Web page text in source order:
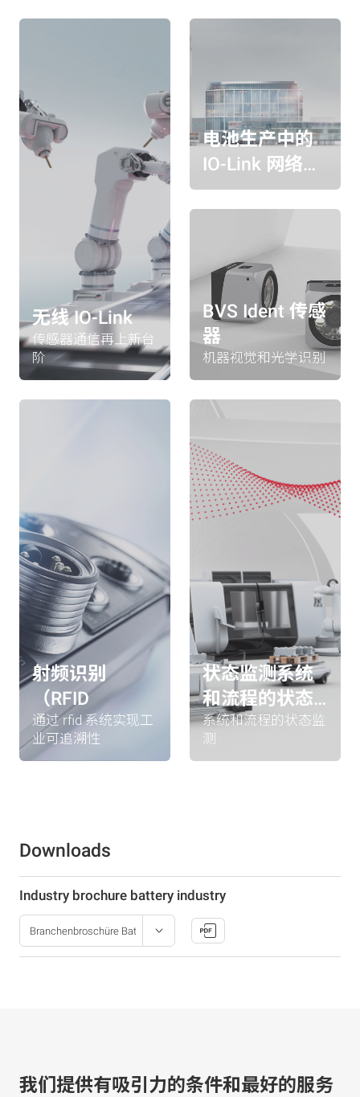
无线 IO-Link
传感器通信再上新台
阶
电池生产中的
IO-Link 网络研
讨会
BVS Ident 传感
器
机器视觉和光学识别
射频识别
（RFID
通过 rfid 系统实现工
业可追溯性
状态监测系统
和流程的状态
监测
系统和流程的状态监
测
Downloads
Industry brochure battery industry
我们提供有吸引力的条件和最好的服务